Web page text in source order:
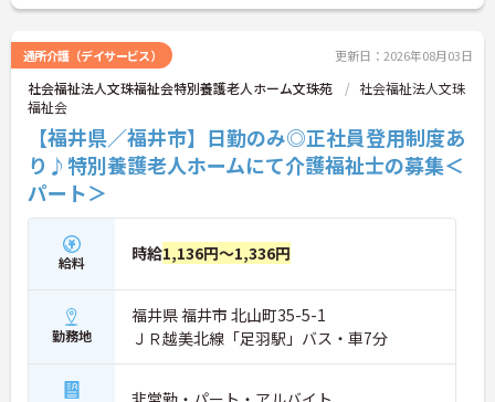
通所介護（デイサービス） 更新日：2026年08月03日
社会福祉法人文珠福祉会特別養護老人ホーム文珠苑
社会福祉法人文珠
福祉会
【福井県／福井市】日勤のみ◎正社員登用制度あ
り♪特別養護老人ホームにて介護福祉士の募集＜
パート＞
給料 時給1,136円～1,336円
勤務地
福井県 福井市 北山町35-5-1
ＪＲ越美北線「足羽駅」バス・車7分